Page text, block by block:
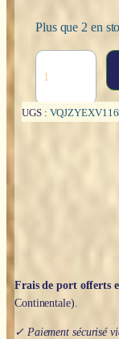
Plus que 2 en
dieu
égyptien
UGS :
Frais de port offerts
Continentale).
✓ Paiement sécurisé